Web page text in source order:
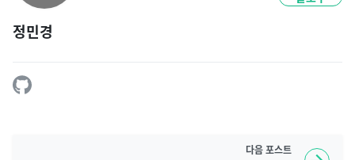
정민경
다음 포스트